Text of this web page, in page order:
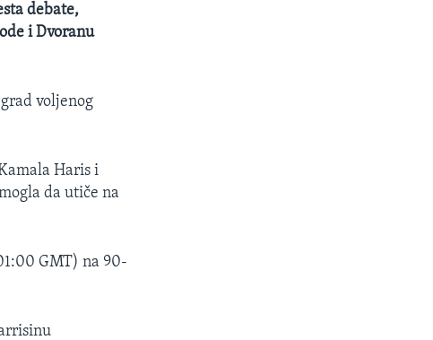
debate,
i Dvoranu
voljenog
Haris i
da utiče na
GMT) na 90-